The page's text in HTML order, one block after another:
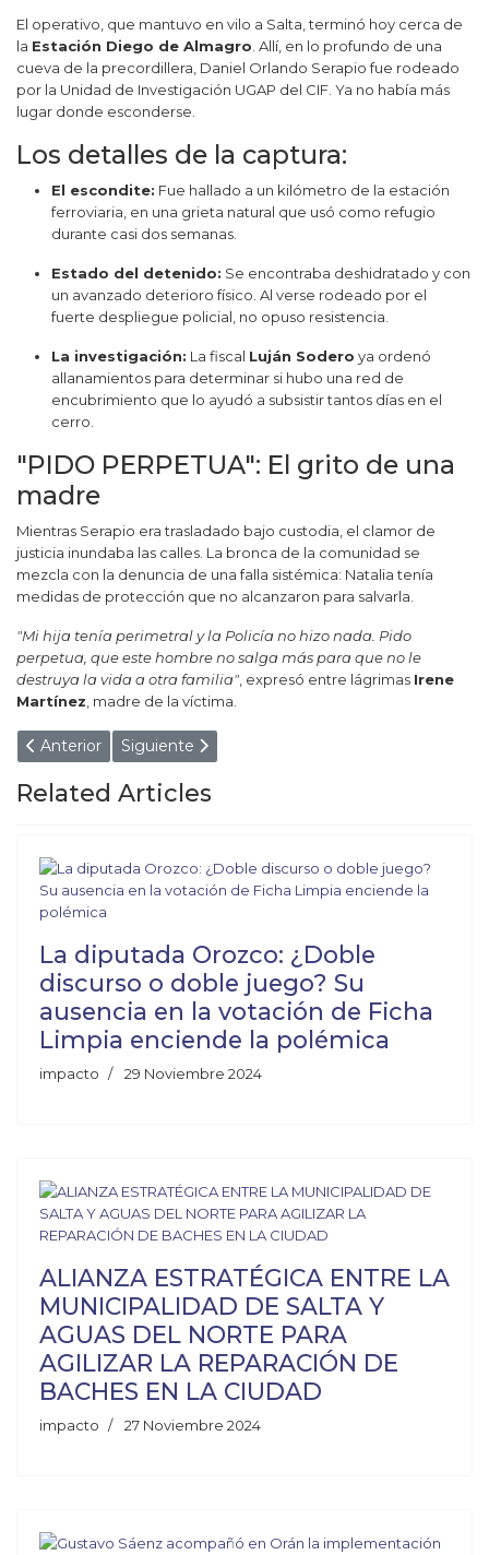
El operativo, que mantuvo en vilo a Salta, terminó hoy cerca de
la Estación Diego de Almagro . Allí, en lo profundo de una
cueva de la precordillera, Daniel Orlando Serapio fue rodeado
por la Unidad de Investigación UGAP del CIF. Ya no había más
lugar donde esconderse.
Los detalles de la captura:
El escondite: Fue hallado a un kilómetro de la estación
ferroviaria, en una grieta natural que usó como refugio
durante casi dos semanas.
Estado del detenido: Se encontraba deshidratado y con
un avanzado deterioro físico. Al verse rodeado por el
fuerte despliegue policial, no opuso resistencia.
La investigación: La fiscal Luján Sodero ya ordenó
allanamientos para determinar si hubo una red de
encubrimiento que lo ayudó a subsistir tantos días en el
cerro.
"PIDO PERPETUA": El grito de una
madre
Mientras Serapio era trasladado bajo custodia, el clamor de
justicia inundaba las calles. La bronca de la comunidad se
mezcla con la denuncia de una falla sistémica: Natalia tenía
medidas de protección que no alcanzaron para salvarla.
"Mi hija tenía perimetral y la Policía no hizo nada. Pido
perpetua, que este hombre no salga más para que no le
destruya la vida a otra familia" , expresó entre lágrimas Irene
Martínez , madre de la víctima.
Artículo anterior: EMILIANO DURAND ANUNCIÓ LA
Anterior Artículo siguiente: ORO NEGRO EN LAS
Siguiente
Related Articles
La diputada Orozco: ¿Doble
discurso o doble juego? Su
ausencia en la votación de Ficha
Limpia enciende la polémica
impacto 29 Noviembre 2024
ALIANZA ESTRATÉGICA ENTRE LA
MUNICIPALIDAD DE SALTA Y
AGUAS DEL NORTE PARA
AGILIZAR LA REPARACIÓN DE
BACHES EN LA CIUDAD
impacto 27 Noviembre 2024